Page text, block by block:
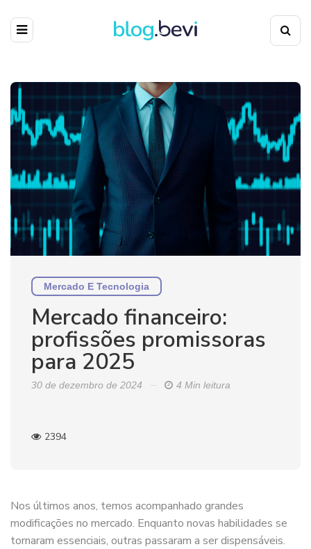
Mercado E Tecnologia
Mercado financeiro:
profissões promissoras
para 2025
30 de dezembro de 2024 4 Min leitura
2394
Nos últimos anos, temos acompanhado grandes
modificações no mercado. Enquanto novas habilidades se
tornaram essenciais, outras passaram a ser dispensáveis.